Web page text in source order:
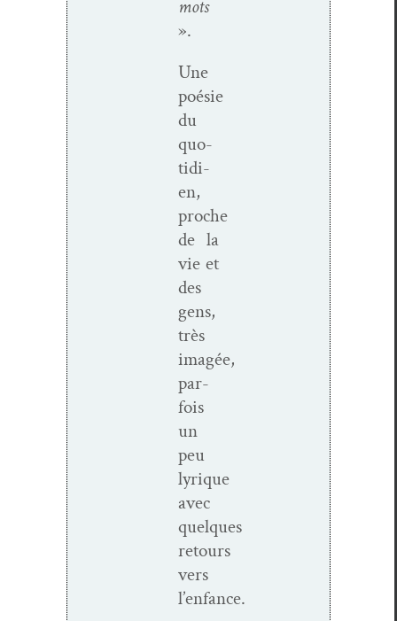
mots
».
Une
poésie
du
quo­
ti­di­
en,
proche
de la
vie et
des
gens,
très
imagée,
par­
fois
un
peu
lyrique
avec
quelques
retours
vers
l’enfance.